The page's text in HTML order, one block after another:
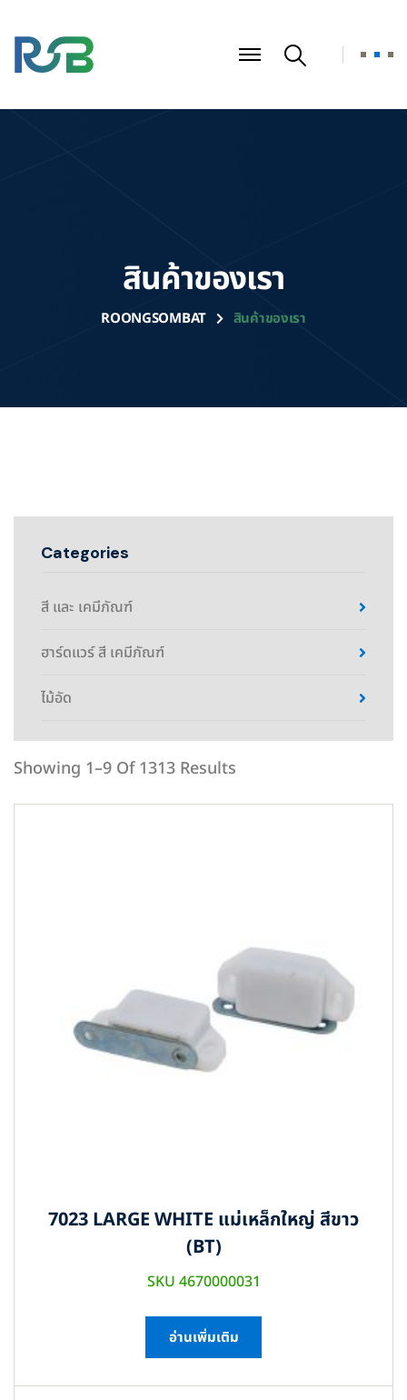
สินค้าของเรา
ROONGSOMBAT สินค้าของเรา
Categories
สี และ เคมีภัณฑ์
ฮาร์ดแวร์ สี เคมีภัณฑ์
ไม้อัด
Showing 1–9 Of 1313 Results
7023 LARGE WHITE แม่เหล็กใหญ่ สีขาว
(BT)
SKU 4670000031
อ่านเพิ่มเติม